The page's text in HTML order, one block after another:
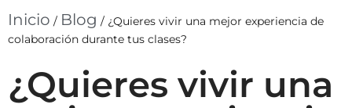
Inicio / Blog / ¿Quieres vivir una mejor experiencia de
colaboración durante tus clases?
¿Quieres vivir una